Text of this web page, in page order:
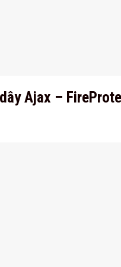
Ajax –